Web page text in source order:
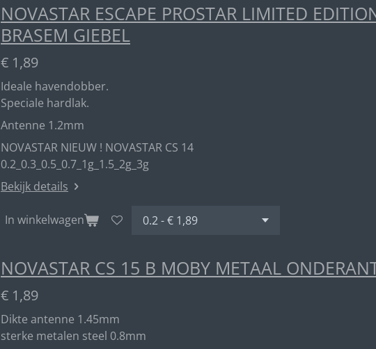
NOVASTAR ESCAPE PROSTAR LIMITED
BRASEM GIEBEL
€ 1,89
Ideale havendobber.
Speciale hardlak.
Antenne 1.2mm
NOVASTAR NIEUW ! NOVASTAR CS 14
0.2_0.3_0.5_0.7_1g_1.5_2g_3g
Bekijk details
In winkelwagen
NOVASTAR CS 15 B MOBY METAAL
€ 1,89
Dikte antenne 1.45mm
sterke metalen steel 0.8mm